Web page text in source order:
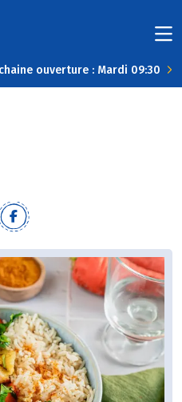
ouverture : Mardi 09:30